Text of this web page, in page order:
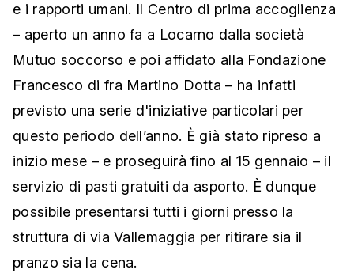
e i rapporti umani. Il Centro di prima accoglienza
– aperto un anno fa a Locarno dalla società
Mutuo soccorso e poi affidato alla Fondazione
Francesco di fra Martino Dotta – ha infatti
previsto una serie d'iniziative particolari per
questo periodo dell’anno. È già stato ripreso a
inizio mese – e proseguirà fino al 15 gennaio – il
servizio di pasti gratuiti da asporto. È dunque
possibile presentarsi tutti i giorni presso la
struttura di via Vallemaggia per ritirare sia il
pranzo sia la cena.